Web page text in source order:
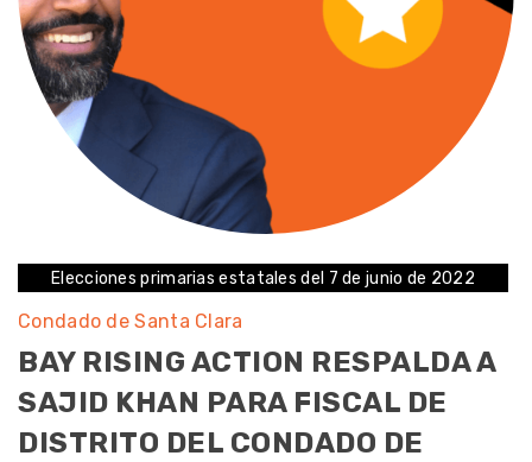
Elecciones primarias estatales del 7 de junio de 2022
Condado de Santa Clara
BAY RISING ACTION RESPALDA A
SAJID KHAN PARA FISCAL DE
DISTRITO DEL CONDADO DE